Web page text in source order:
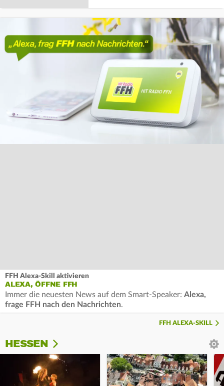
FFH Alexa-Skill aktivieren
ALEXA, ÖFFNE FFH
Immer die neuesten News auf dem Smart-Speaker: Alexa,
frage FFH nach den Nachrichten.
FFH ALEXA-SKILL
HESSEN